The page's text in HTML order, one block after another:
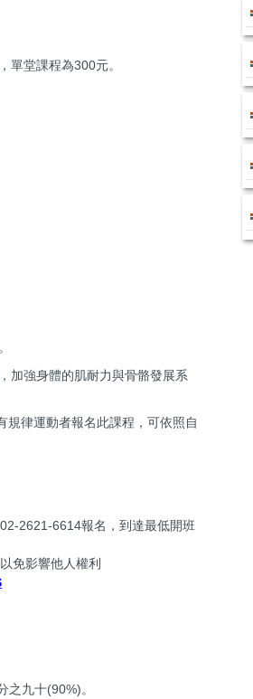
堂課程為300元。
加強身體的肌耐力與骨骼發展系
律運動者報名此課程，可依照自
2621-6614報名，到達最低開班
免影響他人權利
九十(90%)。